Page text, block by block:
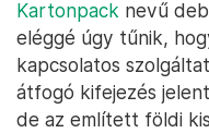
Kartonpack nevű
eléggé úgy tűnik,
kapcsolatos
átfogó kifejezés
de az említett földi